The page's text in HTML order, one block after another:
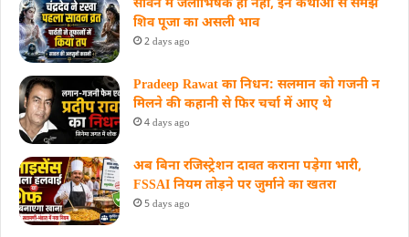
सावन में जलाभिषेक ही नहीं, इन कथाओं से समझें
शिव पूजा का असली भाव
2 days ago
Pradeep Rawat का निधन: सलमान को गजनी न
मिलने की कहानी से फिर चर्चा में आए थे
4 days ago
अब बिना रजिस्ट्रेशन दावत कराना पड़ेगा भारी,
FSSAI नियम तोड़ने पर जुर्माने का खतरा
5 days ago